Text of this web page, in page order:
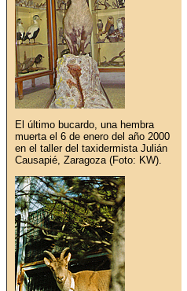
El último bucardo, una hembra
muerta el 6 de enero del año 2000
en el taller del taxidermista Julián
Causapié, Zaragoza (Foto: KW).